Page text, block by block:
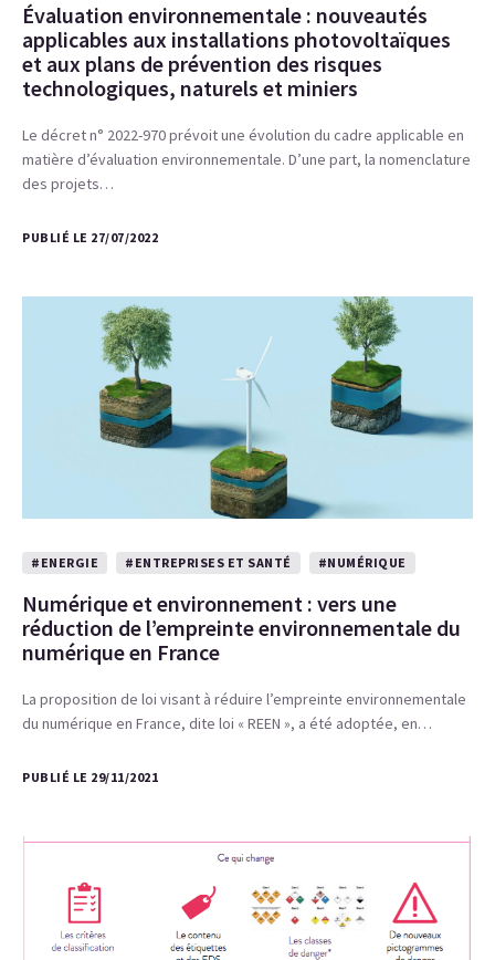
Évaluation environnementale : nouveautés
applicables aux installations photovoltaïques
et aux plans de prévention des risques
technologiques, naturels et miniers
Le décret n° 2022-970 prévoit une évolution du cadre applicable en
matière d’évaluation environnementale. D’une part, la nomenclature
des projets…
PUBLIÉ LE 27/07/2022
#ENERGIE #ENTREPRISES ET SANTÉ #NUMÉRIQUE
Numérique et environnement : vers une
réduction de l’empreinte environnementale du
numérique en France
La proposition de loi visant à réduire l’empreinte environnementale
du numérique en France, dite loi « REEN », a été adoptée, en…
PUBLIÉ LE 29/11/2021